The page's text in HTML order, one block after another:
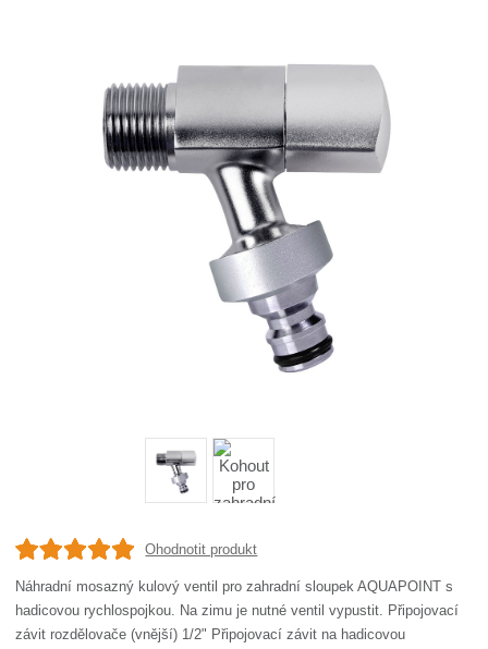
Ohodnotit produkt
Náhradní mosazný kulový ventil pro zahradní sloupek AQUAPOINT s
hadicovou rychlospojkou. Na zimu je nutné ventil vypustit. Připojovací
závit rozdělovače (vnější) 1/2" Připojovací závit na hadicovou